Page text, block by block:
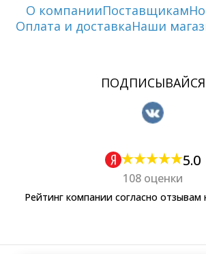
О компанииПоставщикам
Оплата и доставкаНаши
ПОДПИСЫВАЙСЯ
5.0
108 оценки
Рейтинг компании согласно отзывам